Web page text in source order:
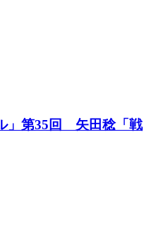
」第35回 矢田稔「戦